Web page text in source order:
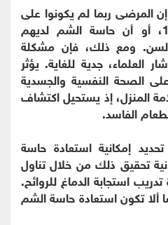
المرضى ربما لم يكونوا على
دراية بإصابتهم بكوفيد-19، أو أن حاسة الشم لديهم
ومع ذلك، فإن مشكلة
العلماء، جدية للغاية. يؤثر
الصحة النفسية والجسدية
المنزل، إذ يستحيل اكتشاف
الفاسد.
إمكانية استعادة حاسة
تحقيق ذلك من خلال تناول
استجابة الدماغ للروائح.
تكون استعادة حاسة الشم